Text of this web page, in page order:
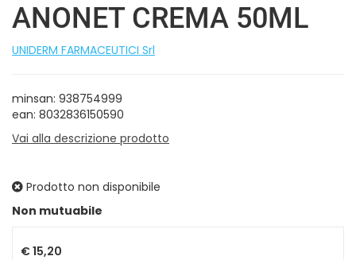
ANONET CREMA 50ML
UNIDERM FARMACEUTICI Srl
minsan: 938754999
ean: 8032836150590
Vai alla descrizione prodotto
Prodotto non disponibile
Non mutuabile
Prezzo
€ 15,20